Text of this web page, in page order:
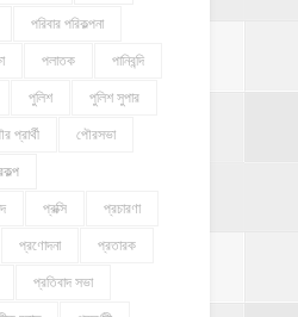
পরিবার পরিকল্পনা
পলাতক পানিবন্দি
পুলিশ পুলিশ সুপার
প্রার্থী পৌরসভা
প্রক্সি প্রচারণা
প্রণোদনা প্রতারক
প্রতিবাদ সভা